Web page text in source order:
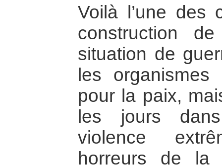
Voilà l’une des
construction
situation de
les
pour la paix,
les jours
violence
horreurs de la